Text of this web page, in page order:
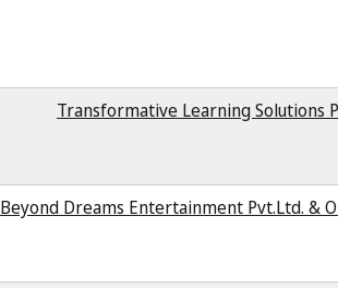
Transformative Learning Solutions
Beyond Dreams Entertainment Pvt.Ltd. &